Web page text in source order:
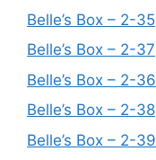
Belle’s Box – 2-35
Belle’s Box – 2-37
Belle’s Box – 2-36
Belle’s Box – 2-38
Belle’s Box – 2-39